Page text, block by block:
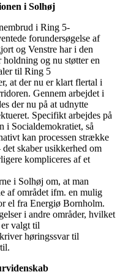
i Solhøj
i Ring 5-
forundersøgelse af
og Venstre har i den
og nu støtter en
til Ring 5
at der nu er klart flertal i
Gennem arbejdet i
der nu på at udnytte
Specifikt arbejdes på
i Socialdemokratiet, så
kan processen strække
skaber usikkerhed om
kompliceres af et
i Solhøj om, at man
af området ifm. en mulig
el fra Energiø Bornholm.
i andre områder, hvilket
valgt til
høringssvar til